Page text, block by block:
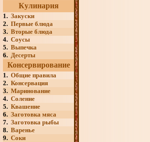
Кулинария
1. Закуски
2. Первые блюда
3. Вторые блюда
4. Соусы
5. Выпечка
6. Десерты
Консервирование
1. Общие правила
2. Консервация
3. Маринование
4. Соление
5. Квашение
6. Заготовка мяса
7. Заготовка рыбы
8. Варенье
9. Соки